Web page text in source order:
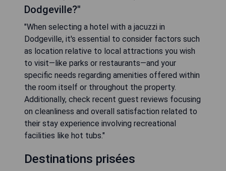
Dodgeville?"
"When selecting a hotel with a jacuzzi in
Dodgeville, it's essential to consider factors such
as location relative to local attractions you wish
to visit—like parks or restaurants—and your
specific needs regarding amenities offered within
the room itself or throughout the property.
Additionally, check recent guest reviews focusing
on cleanliness and overall satisfaction related to
their stay experience involving recreational
facilities like hot tubs."
Destinations prisées